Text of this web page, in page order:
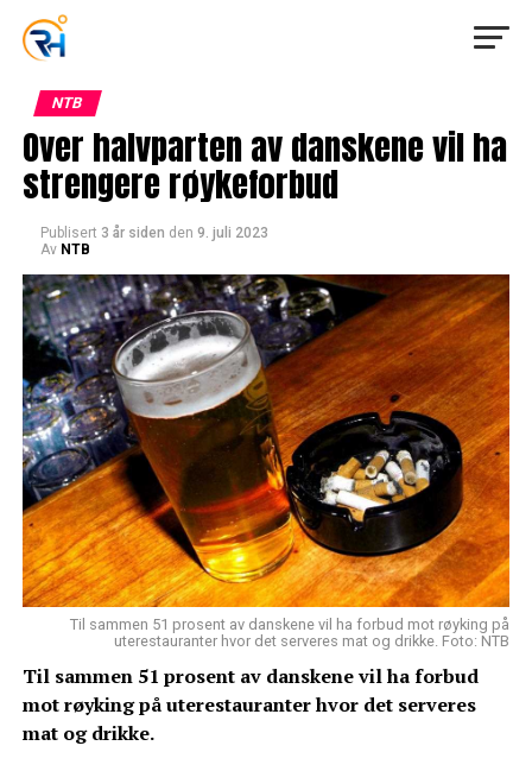
NTB
Over halvparten av danskene vil ha
strengere røykeforbud
Publisert 3 år siden den 9. juli 2023
Av NTB
Til sammen 51 prosent av danskene vil ha forbud mot røyking på
uterestauranter hvor det serveres mat og drikke. Foto: NTB
Til sammen 51 prosent av danskene vil ha forbud
mot røyking på uterestauranter hvor det serveres
mat og drikke.